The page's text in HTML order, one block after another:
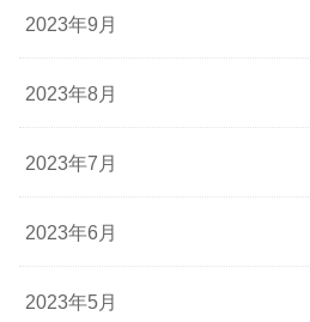
2023年9月
2023年8月
2023年7月
2023年6月
2023年5月